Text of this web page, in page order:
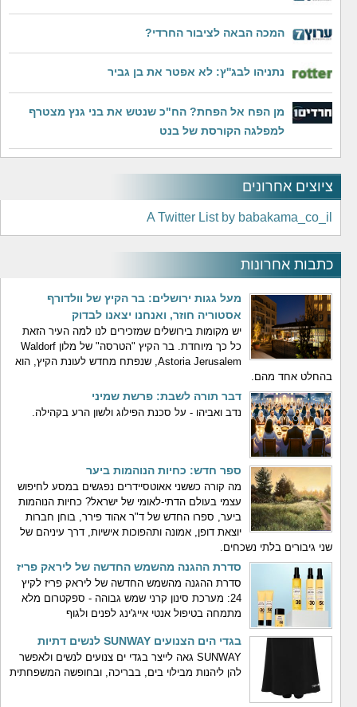
המכה הבאה לציבור החרדי?
נתניהו לבג''ץ: לא אפטר את בן גביר
מן הפח אל הפחת? הח"כ שנטש את בני גנץ מצטרף
למפלגה הקורסת של בנט
ציוצים אחרונים
A Twitter List by babakama_co_il
כתבות אחרונות
מעל גגות ירושלים: בר הקיץ של וולדורף
אסטוריה חוזר, ואנחנו יצאנו לבדוק
יש מקומות בירושלים שמזכירים לנו למה העיר הזאת
כל כך מיוחדת. בר הקיץ "הטרסה" של מלון Waldorf
Astoria Jerusalem, שנפתח מחדש לעונת הקיץ, הוא
בהחלט אחד מהם.
דבר תורה לשבת: פרשת שמיני
נדב ואביהו - על סכנת הפילוג ולשון הרע בקהילה.
ספר חדש: כחיות הנוהמות ביער
מה קורה כששני אאוטסיידרים נפגשים במסע לחיפוש
עצמי בעולם הדתי-לאומי של ישראל? כחיות הנוהמות
ביער, ספרו החדש של ד"ר אהוד פירר, בוחן חברות
יוצאת דופן, אמונה ותהפוכות אישיות, דרך עיניהם של
שני גיבורים בלתי נשכחים.
סדרת ההגנה מהשמש החדשה של ליראק פריז
סדרת ההגנה מהשמש החדשה של ליראק פריז לקיץ
24: מערכת סינון קרני שמש גבוהה - ספקטרום מלא
מתמחה בטיפול אנטי אייג'ינג לפנים ולגוף
בגדי הים הצנועים SUNWAY לנשים דתיות
SUNWAY גאה לייצר בגדי ים צנועים לנשים ולאפשר
להן ליהנות מבילוי בים, בבריכה, ובחופשה המשפחתית